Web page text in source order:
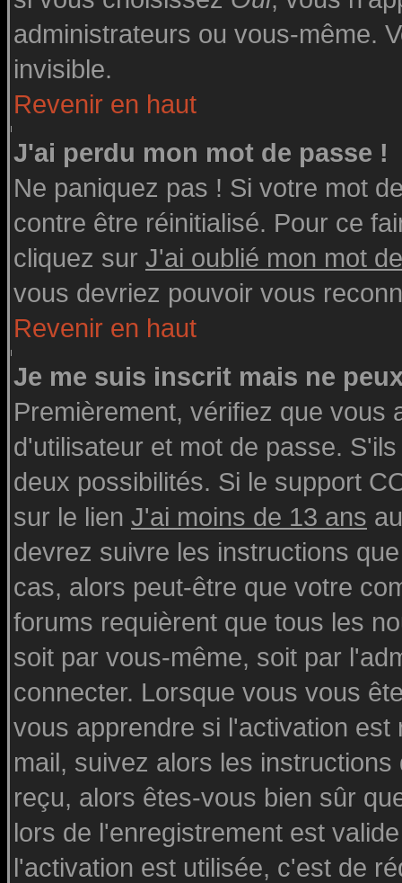
administrateurs ou vous-même.
invisible.
Revenir en haut
J'ai perdu mon mot de passe !
Ne paniquez pas ! Si votre mot
contre être réinitialisé. Pour ce
cliquez sur J'ai oublié mon mot
vous devriez pouvoir vous
Revenir en haut
Je me suis inscrit mais ne
Premièrement, vérifiez que
d'utilisateur et mot de passe.
deux possibilités. Si le support
sur le lien J'ai moins de 13 ans
devrez suivre les instructions
cas, alors peut-être que votre
forums requièrent que tous les
soit par vous-même, soit par
connecter. Lorsque vous vous
vous apprendre si l'activation
mail, suivez alors les
reçu, alors êtes-vous bien sûr
lors de l'enregistrement est
l'activation est utilisée, c'est de